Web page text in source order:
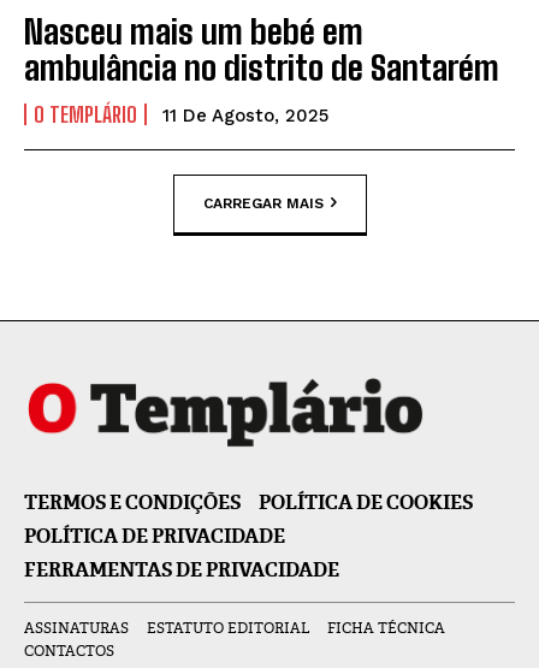
Nasceu mais um bebé em
ambulância no distrito de Santarém
O TEMPLÁRIO 11 De Agosto, 2025
CARREGAR MAIS
TERMOS E CONDIÇÕES
POLÍTICA DE COOKIES
POLÍTICA DE PRIVACIDADE
FERRAMENTAS DE PRIVACIDADE
ASSINATURAS ESTATUTO EDITORIAL
FICHA TÉCNICA
CONTACTOS